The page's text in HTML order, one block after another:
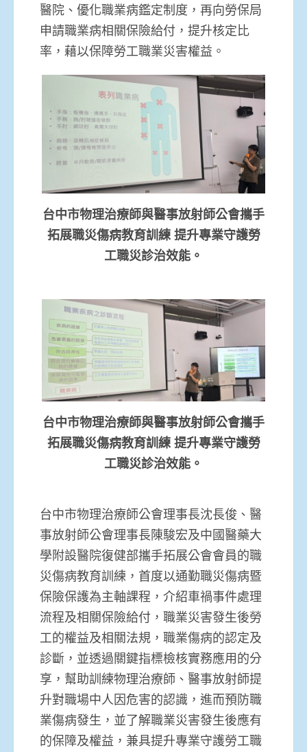
醫院、優化職業病鑑定制度，再向勞保局
申請職業病相關保險給付，提升核定比
率，藉以保障勞工職業災害權益。
台中市物理治療師與醫事放射師公會攜手
拓展職災傷病教育訓練 提升專業守護勞
工職災診治效能。
台中市物理治療師與醫事放射師公會攜手
拓展職災傷病教育訓練 提升專業守護勞
工職災診治效能。
台中市物理治療師公會理事長沈長俊、醫
事放射師公會理事長陳駿宏及中國醫藥大
學附設醫院復健部攜手拓展公會會員的職
災傷病教育訓練，首度以通勤職災傷病暨
保險保護為主軸課程，介紹車禍事件處理
流程及相關保險給付，職業災害發生後勞
工的權益及相關法規，職業傷病的認定及
診斷，並透過關鍵指標檢核實務應用的分
享，幫助訓練物理治療師、醫事放射師提
升對職場中人因危害的認識，進而預防職
業傷病發生，並了解職業災害發生後應有
的保障及權益，兼具提升專業守護勞工職